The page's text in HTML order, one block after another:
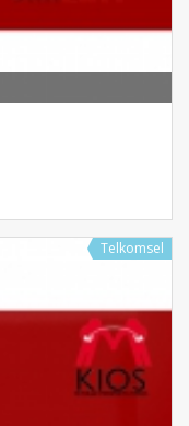
Telkomsel